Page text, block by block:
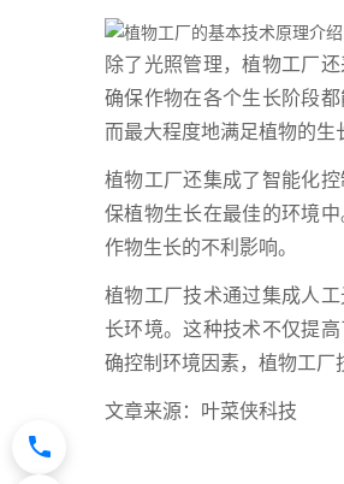
除了光照管理，植物工厂
确保作物在各个生长阶段
而最大程度地满足植物的生
植物工厂还集成了智能化
保植物生长在最佳的环境
作物生长的不利影响。
植物工厂技术通过集成人
长环境。这种技术不仅提
确控制环境因素，植物工厂
文章来源：叶菜侠科技